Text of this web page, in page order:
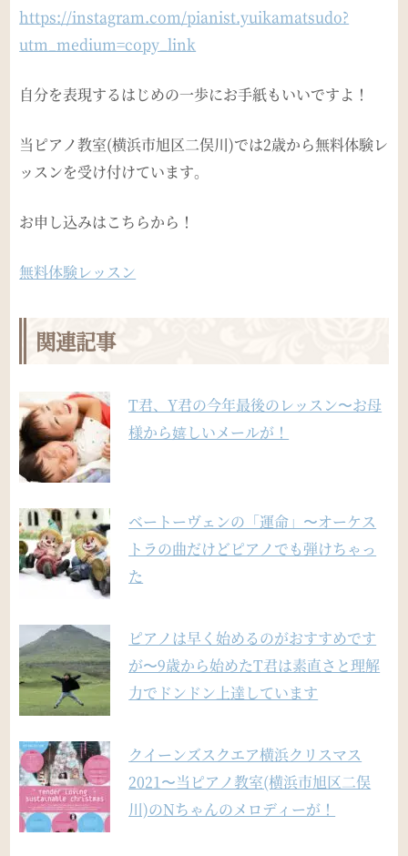
https://instagram.com/pianist.yuikamatsudo?
utm_medium=copy_link
自分を表現するはじめの一歩にお手紙もいいですよ！
当ピアノ教室(横浜市旭区二俣川)では2歳から無料体験レ
ッスンを受け付けています。
お申し込みはこちらから！
無料体験レッスン
関連記事
T君、Y君の今年最後のレッスン〜お母
様から嬉しいメールが！
ベートーヴェンの「運命」〜オーケス
トラの曲だけどピアノでも弾けちゃっ
た
ピアノは早く始めるのがおすすめです
が〜9歳から始めたT君は素直さと理解
力でドンドン上達しています
クイーンズスクエア横浜クリスマス
2021〜当ピアノ教室(横浜市旭区二俣
川)のNちゃんのメロディーが！